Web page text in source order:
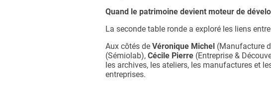
Quand le patrimoine devient moteur de
La seconde table ronde a exploré les liens
Aux côtés de Véronique Michel (Manufacture
(Sémiolab), Cécile Pierre (Entreprise &
les archives, les ateliers, les manufactures et
entreprises.